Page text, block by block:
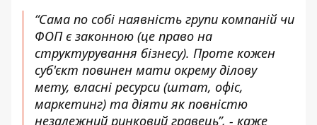
“Сама по собі наявність групи компаній чи
ФОП є законною (це право на
структурування бізнесу). Проте кожен
суб'єкт повинен мати окрему ділову
мету, власні ресурси (штат, офіс,
маркетинг) та діяти як повністю
незалежний ринковий гравець”, - каже